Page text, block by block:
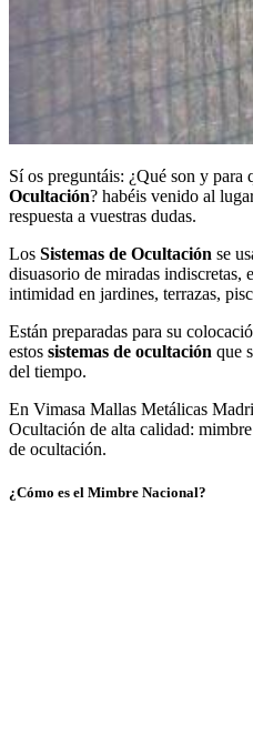
Sí os preguntáis: ¿Qué son y para
Ocultación? habéis venido al
respuesta a vuestras dudas.
Los Sistemas de Ocultación se
disuasorio de miradas indiscretas,
intimidad en jardines, terrazas,
Están preparadas para su
estos sistemas de ocultación que
del tiempo.
En Vimasa Mallas Metálicas
Ocultación de alta calidad:
de ocultación.
¿Cómo es el Mimbre Nacional?